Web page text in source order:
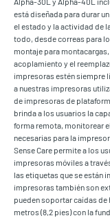
está diseñada para durar
el estado y la actividad de
todo, desde correas para
montaje para
acoplamiento y el
impresoras estén siempre
a nuestras impresoras
de impresoras de
brinda a los usuarios la
forma remota, monitorear
necesarias para la
Sense Care permite a los
impresoras móviles a
las etiquetas que se están
impresoras también son
pueden soportar caídas de
metros (8,2 pies) con la